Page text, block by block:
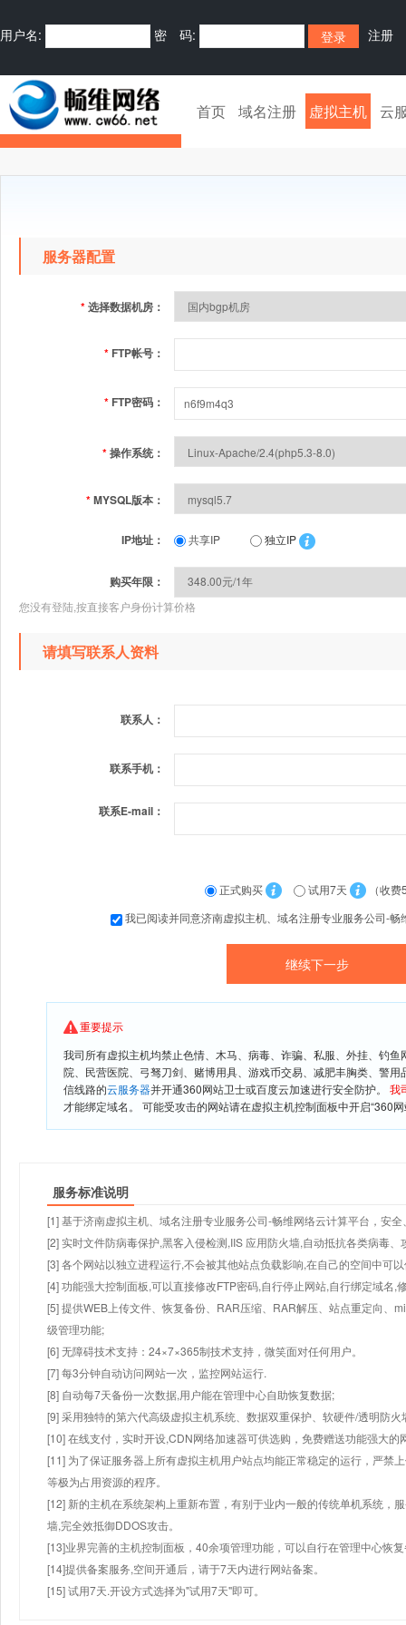
用户名: 密 码: 注册
首页 域名注册 虚拟主机 云
服务器配置
*选择数据机房：
* FTP帐号：
* FTP密码：
*操作系统：
*MYSQL版本：
IP地址： 共享IP 独立IP
购买年限：
您没有登陆,按直接客户身份计算价格
请填写联系人资料
联系人：
联系手机：
联系E-mail：
正式购买 试用7天
（收费
我已阅读并同意济南虚拟主机、域名注册专业服务公司-畅
重要提示
我司所有虚拟主机均禁止色情、木马、病毒、诈骗、私服、外挂、钓
院、民营医院、弓驽刀剑、赌博用具、游戏币交易、减肥丰胸类、警
信线路的云服务器并开通360网站卫士或百度云加速进行安全防护。 我
才能绑定域名。 可能受攻击的网站请在虚拟主机控制面板中开启“360
服务标准说明
[1] 基于济南虚拟主机、域名注册专业服务公司-畅维网络云计算平台，安全
[2] 实时文件防病毒保护,黑客入侵检测,IIS 应用防火墙,自动抵抗各类病毒、
[3] 各个网站以独立进程运行,不会被其他站点负载影响,在自己的空间中可
[4] 功能强大控制面板,可以直接修改FTP密码,自行停止网站,自行绑定域名,
[5] 提供WEB上传文件、恢复备份、RAR压缩、RAR解压、站点重定向、
级管理功能;
[6] 无障碍技术支持：24×7×365制技术支持，微笑面对任何用户。
[7] 每3分钟自动访问网站一次，监控网站运行.
[8] 自动每7天备份一次数据,用户能在管理中心自助恢复数据;
[9] 采用独特的第六代高级虚拟主机系统、数据双重保护、软硬件/透明防火
[10] 在线支付，实时开设,CDN网络加速器可供选购，免费赠送功能强大
[11] 为了保证服务器上所有虚拟主机用户站点均能正常稳定的运行，严禁
等极为占用资源的程序。
[12] 新的主机在系统架构上重新布置，有别于业内一般的传统单机系统，
墙,完全效抵御DDOS攻击。
[13]业界完善的主机控制面板，40余项管理功能，可以自行在管理中心恢
[14]提供备案服务,空间开通后，请于7天内进行网站备案。
[15] 试用7天.开设方式选择为"试用7天"即可。